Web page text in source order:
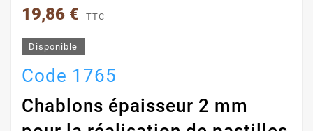
19,86 € TTC
Disponible
Code 1765
Chablons épaisseur 2 mm